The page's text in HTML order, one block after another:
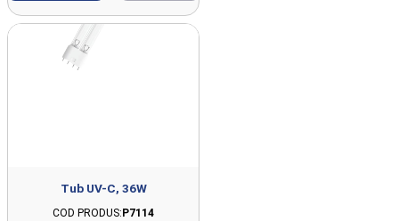
Tub UV-C, 36W
COD PRODUS:P7114